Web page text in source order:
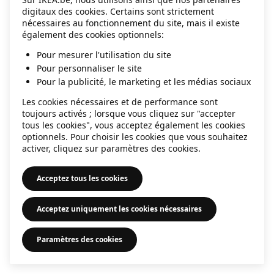
information).
digitaux des cookies. Certains sont strictement
nécessaires au fonctionnement du site, mais il existe
également des cookies optionnels:
Pour mesurer l'utilisation du site
Pour personnaliser le site
Pour la publicité, le marketing et les médias sociaux
Les cookies nécessaires et de performance sont
toujours activés ; lorsque vous cliquez sur "accepter
tous les cookies", vous acceptez également les cookies
optionnels. Pour choisir les cookies que vous souhaitez
activer, cliquez sur paramètres des cookies.
Acceptez tous les cookies
Acceptez uniquement les cookies nécessaires
Paramètres des cookies